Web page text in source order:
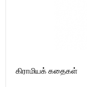
கிராமியக் கதைகள்